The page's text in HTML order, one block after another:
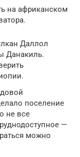
на африканском
Даллол
Данакиль.
поселение
не все
—
можно